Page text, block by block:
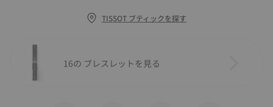
TISSOT ブティックを探す
16の ブレスレットを見る